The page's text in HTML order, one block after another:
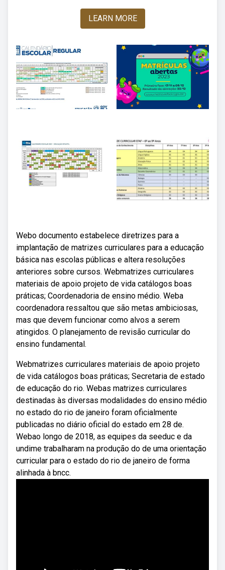
LEARN MORE
Webo documento estabelece diretrizes para a
implantação de matrizes curriculares para a educação
básica nas escolas públicas e altera resoluções
anteriores sobre cursos. Webmatrizes curriculares
materiais de apoio projeto de vida catálogos boas
práticas; Coordenadoria de ensino médio. Weba
coordenadora ressaltou que são metas ambiciosas,
mas que devem funcionar como alvos a serem
atingidos. O planejamento de revisão curricular do
ensino fundamental.
Webmatrizes curriculares materiais de apoio projeto
de vida catálogos boas práticas; Secretaria de estado
de educação do rio. Webas matrizes curriculares
destinadas às diversas modalidades do ensino médio
no estado do rio de janeiro foram oficialmente
publicadas no diário oficial do estado em 28 de.
Webao longo de 2018, as equipes da seeduc e da
undime trabalharam na produção do de uma orientação
curricular para o estado do rio de janeiro de forma
alinhada à bncc.